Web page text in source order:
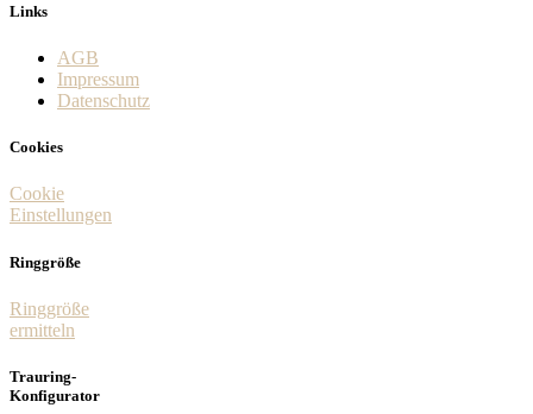
Links
AGB
Impressum
Datenschutz
Cookies
Cookie
Einstellungen
Ringgröße
Ringgröße
ermitteln
Trauring-
Konfigurator